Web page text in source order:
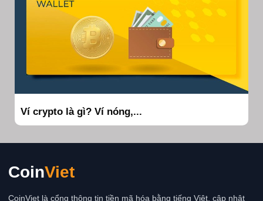
Ví crypto là gì? Ví nóng,...
CoinViet
CoinViet là cổng thông tin tiền mã hóa bằng tiếng Việt, cập nhật